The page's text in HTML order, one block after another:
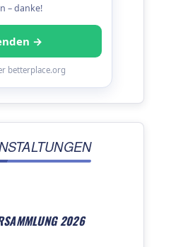
– danke!
→
betterplace.org
2026